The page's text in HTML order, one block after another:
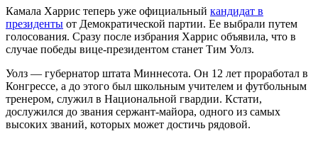
Камала Харрис теперь уже официальный кандидат в
президенты от Демократической партии. Ее выбрали путем
голосования. Сразу после избрания Харрис объявила, что в
случае победы вице-президентом станет Тим Уолз.
Уолз — губернатор штата Миннесота. Он 12 лет проработал в
Конгрессе, а до этого был школьным учителем и футбольным
тренером, служил в Национальной гвардии. Кстати,
дослужился до звания сержант-майора, одного из самых
высоких званий, которых может достичь рядовой.